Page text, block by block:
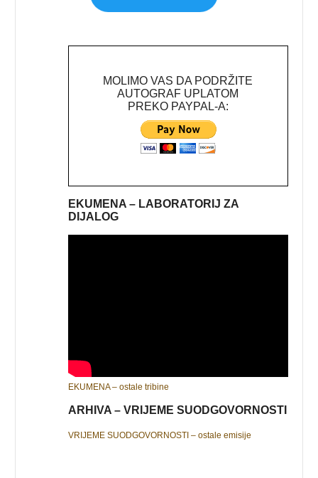
MOLIMO VAS DA PODRŽITE
AUTOGRAF UPLATOM
PREKO PAYPAL-A:
EKUMENA – LABORATORIJ ZA
DIJALOG
EKUMENA – ostale tribine
ARHIVA – VRIJEME SUODGOVORNOSTI
VRIJEME SUODGOVORNOSTI – ostale emisije